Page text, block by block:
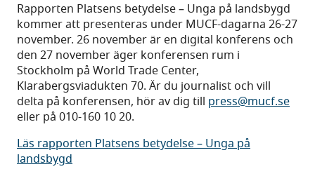
Rapporten Platsens betydelse – Unga på landsbygd
kommer att presenteras under MUCF-dagarna 26-27
november. 26 november är en digital konferens och
den 27 november äger konferensen rum i
Stockholm på World Trade Center,
Klarabergsviadukten 70. Är du journalist och vill
delta på konferensen, hör av dig till press@mucf.se
eller på 010-160 10 20.
Läs rapporten Platsens betydelse – Unga på
landsbygd